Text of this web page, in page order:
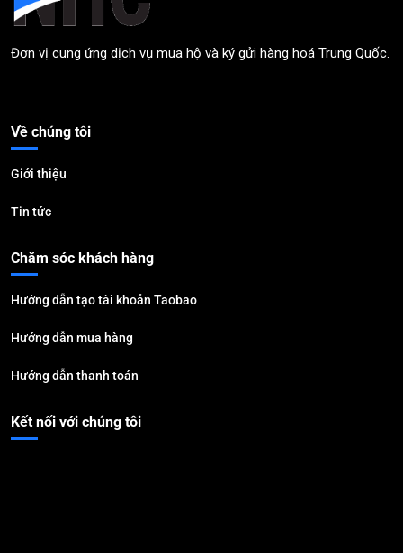
Đơn vị cung ứng dịch vụ mua hộ và ký gửi hàng hoá Trung Quốc.
Về chúng tôi
Giới thiệu
Tin tức
Chăm sóc khách hàng
Hướng dẫn tạo tài khoản Taobao
Hướng dẫn mua hàng
Hướng dẫn thanh toán
Kết nối với chúng tôi